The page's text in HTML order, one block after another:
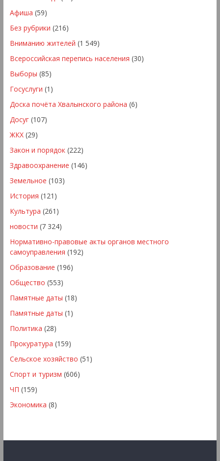
Афиша (59)
Без рубрики (216)
Вниманию жителей (1 549)
Всероссийская перепись населения (30)
Выборы (85)
Госуслуги (1)
Доска почёта Хвалынского района (6)
Досуг(107)
ЖКХ(29)
Закон и порядок(222)
Здравоохранение (146)
Земельное (103)
История (121)
Культура (261)
новости (7 324)
Нормативно-правовые акты органов местного
самоуправления (192)
Образование (196)
Общество (553)
Памятные даты (18)
Памятные даты (1)
Политика (28)
Прокуратура (159)
Сельское хозяйство (51)
Спорт и туризм (606)
ЧП (159)
Экономика (8)